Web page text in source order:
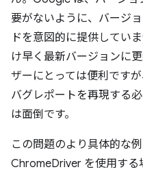
要がないように、バージ
ドを意図的に提供してい
け早く最新バージョンに
ザーにとっては便利です
バグレポートを再現する
は面倒です。
この問題のより具体的な
ChromeDriver を使用す